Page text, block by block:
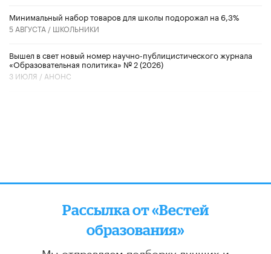
Минимальный набор товаров для школы подорожал на 6,3%
5 АВГУСТА / ШКОЛЬНИКИ
Вышел в свет новый номер научно-публицистического журнала
«Образовательная политика» № 2 (2026)
3 ИЮЛЯ / АНОНС
Рассылка от «Вестей
образования»